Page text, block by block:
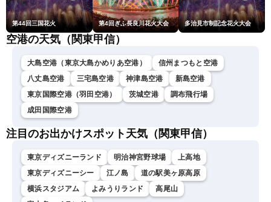
第44回三国花火 第4回ぎふ長良川花火大会 多治見市制記念花火大会
空港の天気（関東甲信）
大島空港（東京大島かめりあ空港）
信州まつもと空港
八丈島空港
三宅島空港 神津島空港
新島空港
東京国際空港（羽田空港）
茨城空港
調布飛行場
成田国際空港
注目のお出かけスポット天気（関東甲信）
東京ディズニーランド 明治神宮野球場
上高地
東京ディズニーシー
江ノ島
道の駅美ヶ原高原
横浜スタジアム
よみうりランド
高尾山